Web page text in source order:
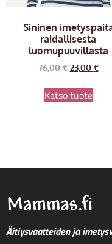
Sininen
raidallisesta
luomupuuvillasta
76,00€ 23,00 €
Katso tuote
Äitiysvaatteiden ja